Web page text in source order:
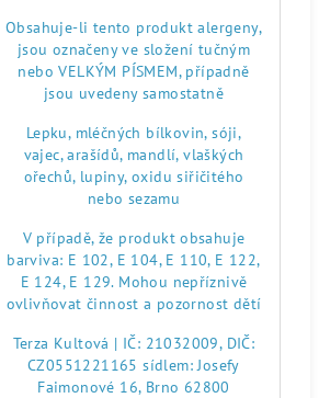
Obsahuje-li tento produkt alergeny,
jsou označeny ve složení tučným
nebo VELKÝM PÍSMEM, případně
jsou uvedeny samostatně
Lepku, mléčných bílkovin, sóji,
vajec, arašídů, mandlí, vlaškých
ořechů, lupiny, oxidu siřičitého
nebo sezamu
V případě, že produkt obsahuje
barviva: E 102, E 104, E 110, E 122,
E 124, E 129. Mohou nepříznivě
ovlivňovat činnost a pozornost dětí
Terza Kultová | IČ: 21032009, DIČ:
CZ0551221165 sídlem: Josefy
Faimonové 16, Brno 62800